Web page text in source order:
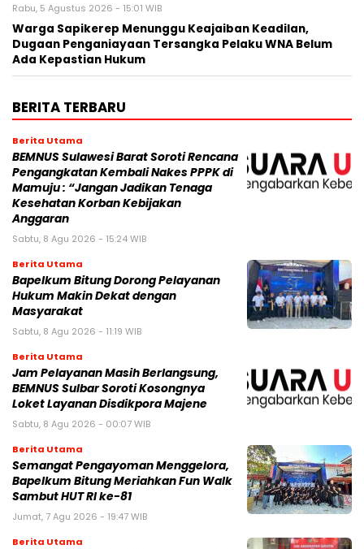
Rabu, 5 Agustus 2026 - 15:01 WIB
Warga Sapikerep Menunggu Keajaiban Keadilan,
Dugaan Penganiayaan Tersangka Pelaku WNA Belum
Ada Kepastian Hukum
BERITA TERBARU
Berita Utama
BEMNUS Sulawesi Barat Soroti Rencana
Pengangkatan Kembali Nakes PPPK di
Mamuju : “Jangan Jadikan Tenaga
Kesehatan Korban Kebijakan
Anggaran
Sabtu, 8 Agu 2026 - 15:24 WIB
Berita Utama
Bapelkum Bitung Dorong Pelayanan
Hukum Makin Dekat dengan
Masyarakat
Sabtu, 8 Agu 2026 - 11:19 WIB
Berita Utama
Jam Pelayanan Masih Berlangsung,
BEMNUS Sulbar Soroti Kosongnya
Loket Layanan Disdikpora Majene
Sabtu, 8 Agu 2026 - 00:07 WIB
Berita Utama
Semangat Pengayoman Menggelora,
Bapelkum Bitung Meriahkan Fun Walk
Sambut HUT RI ke-81
Jumat, 7 Agu 2026 - 19:47 WIB
Berita Utama